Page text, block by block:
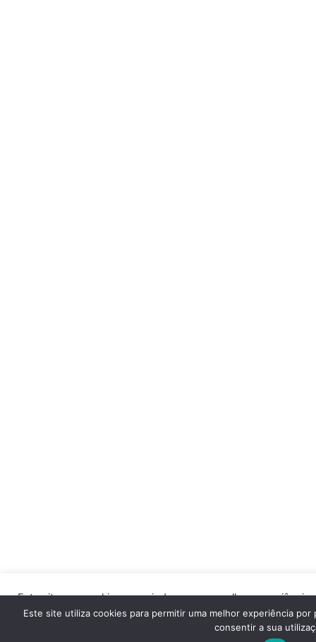
Este site usa cookies que ajudam a uma melhor
“Aceitar” ou continuar a visualizar o nosso site, você
Este site utiliza cookies para permitir uma melhor experiência
consentir a sua